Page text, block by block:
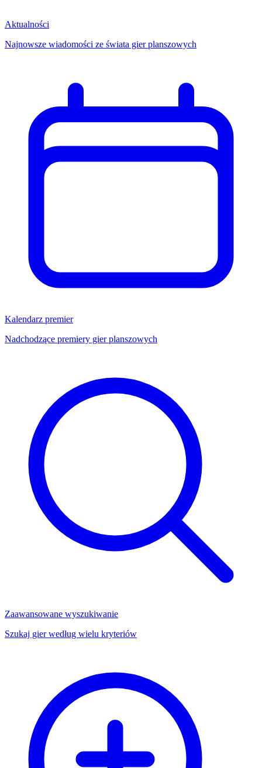
Aktualności
Najnowsze wiadomości ze świata gier planszowych
Kalendarz premier
Nadchodzące premiery gier planszowych
Zaawansowane wyszukiwanie
Szukaj gier według wielu kryteriów